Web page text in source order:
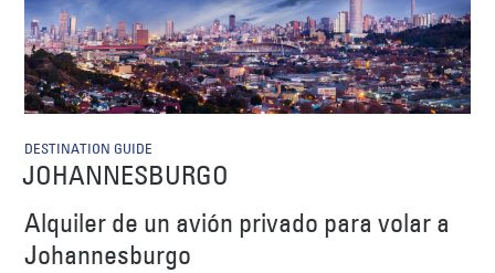
DESTINATION GUIDE
JOHANNESBURGO
Alquiler de un avión privado para volar a
Johannesburgo